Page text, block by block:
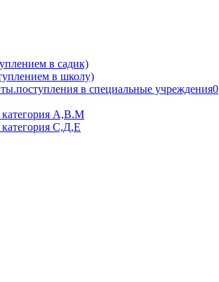
в садик)
в школу)
в специальные учреждения0
категория А,В.М
категория С,Д,Е